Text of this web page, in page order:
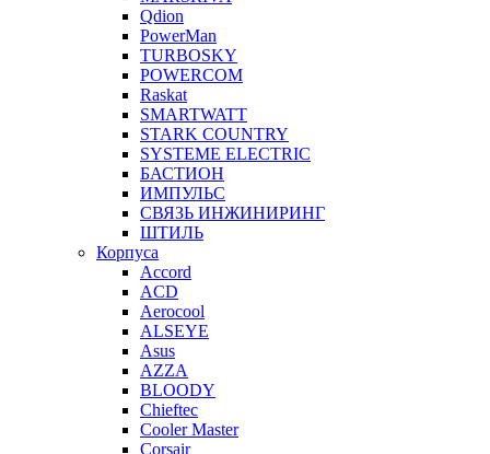
Qdion
PowerMan
TURBOSKY
POWERCOM
Raskat
SMARTWATT
STARK COUNTRY
SYSTEME ELECTRIC
БАСТИОН
ИМПУЛЬС
СВЯЗЬ ИНЖИНИРИНГ
ШТИЛЬ
Корпуса
Accord
ACD
Aerocool
ALSEYE
Asus
AZZA
BLOODY
Chieftec
Cooler Master
Corsair